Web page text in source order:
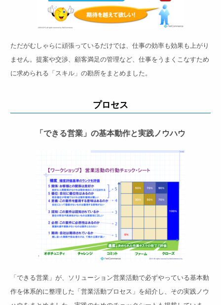
ただがむしゃらに頑張っているだけでは、仕事の効率も効果も上がり
ません。提案や交渉、顧客満足の管理など、仕事をうまくこなすため
に求められる「スキル」の勘所をまとめました。
プロセス
「できる営業」の基本動作と実践ノウハウ
「できる営業」が、ソリューション営業活動で必ずやっている基本動
作を体系的に整理した「営業活動プロセス」を紹介し、その実践ノウ